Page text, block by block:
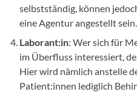
selbstständig, können
eine Agentur angestellt sein.
Laborant:in: Wer sich für
im Überfluss interessiert,
Hier wird nämlich anstelle
Patient:innen lediglich